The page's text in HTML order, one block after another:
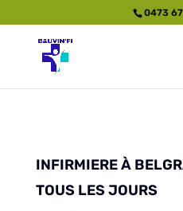
0473
INFIRMIERE À
TOUS LES JOURS